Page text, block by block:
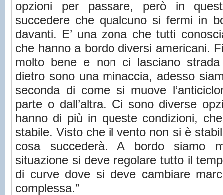
opzioni per passare, però in
succedere che qualcuno si fermi in
davanti. E’ una zona che tutti
che hanno a bordo diversi americani.
molto bene e non ci lasciano
dietro sono una minaccia, adesso
seconda di come si muove
parte o dall’altra. Ci sono diverse
hanno di più in queste condizioni,
stabile. Visto che il vento non si è
cosa succederà. A bordo siamo
situazione si deve regolare tutto il
di curve dove si deve cambiare
complessa.”